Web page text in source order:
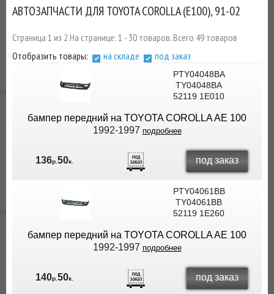
АВТОЗАПЧАСТИ ДЛЯ TOYOTA COROLLA (E100), 91-02
Страница 1 из 2 На странице: 1 - 30 товаров. Всего 49 товаров
Отобразить товары:
на складе под заказ
PTY04048BA
TY04048BA
52119 1E010
бампер передний на TOYOTA COROLLA AE 100
1992-1997 подробнее
136р. 50к. под заказ
PTY04061BB
TY04061BB
52119 1E260
бампер передний на TOYOTA COROLLA AE 100
1992-1997 подробнее
140р. 50к. под заказ
МАСЛАИ ДРУГИЕ
ЗАКАЗУ ЧЕРЕЗ
МЕНЕДЖЕРА